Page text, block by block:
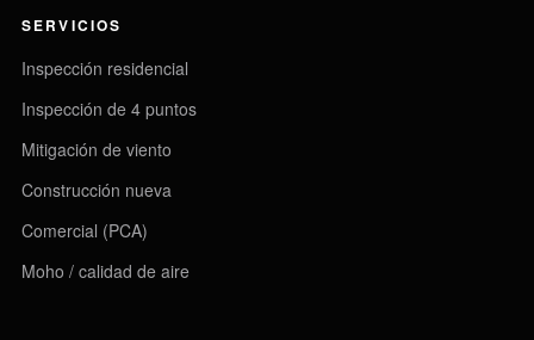
SERVICIOS
Inspección residencial
Inspección de 4 puntos
Mitigación de viento
Construcción nueva
Comercial (PCA)
Moho / calidad de aire